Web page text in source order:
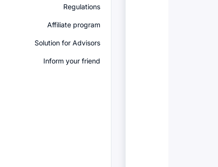
Regulations
Affiliate program
Solution for Advisors
Inform your friend